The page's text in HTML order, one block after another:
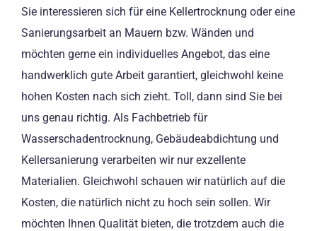
Sie interessieren sich für eine Kellertrocknung oder eine
Sanierungsarbeit an Mauern bzw. Wänden und
möchten gerne ein individuelles Angebot, das eine
handwerklich gute Arbeit garantiert, gleichwohl keine
hohen Kosten nach sich zieht. Toll, dann sind Sie bei
uns genau richtig. Als Fachbetrieb für
Wasserschadentrocknung, Gebäudeabdichtung und
Kellersanierung verarbeiten wir nur exzellente
Materialien. Gleichwohl schauen wir natürlich auf die
Kosten, die natürlich nicht zu hoch sein sollen. Wir
möchten Ihnen Qualität bieten, die trotzdem auch die